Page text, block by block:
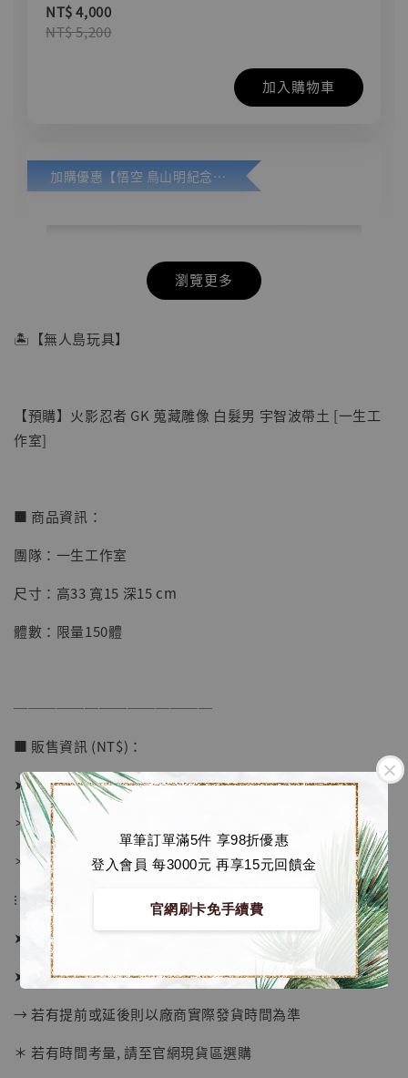
單筆訂單滿5件 享98折優惠
登入會員 每3000元 再享15元回饋金
官網刷卡免手續費
NT$ 4,000
NT$ 5,200
加入購物車
加購優惠【悟空 鳥山明紀念款 [奇蹟工作室]】
【店內現貨】七龍珠 系列蒐藏雕像 悟空 鳥山
明紀念款 [奇蹟工作室]
NT$ 5,580
加購優惠【海賊王 布魯克達摩 [7STARS Studio]】
瀏覽更多
🏝【無人島玩具】
【預購】火影忍者 GK 蒐藏雕像 白髮男 宇智波帶土 [一生工
作室]
■ 商品資訊：
團隊：一生工作室
尺寸：高33 寬15 深15 cm
體數：限量150體
──────────────
■ 販售資訊 (NT$)：
➤ 價格 3980元 (訂金2380)
＊ 國際運費另計
＊ 刷卡免手續費
⁝
➤ 預購截止日：待工作室通知
➤ 預計發貨日：2026年7-9月 (僅供參考)
→ 若有提前或延後則以廠商實際發貨時間為準
＊ 若有時間考量, 請至官網現貨區選購